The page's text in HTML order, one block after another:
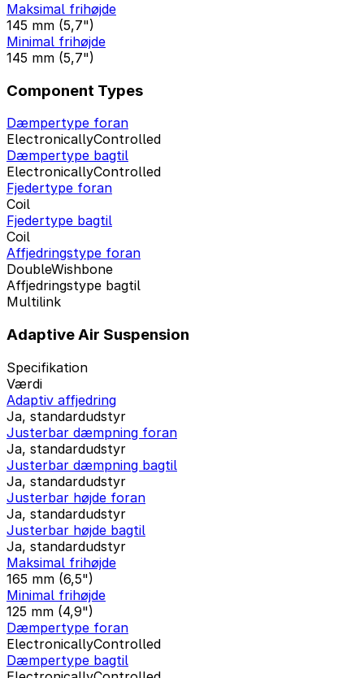
Maksimal frihøjde
145 mm (5,7")
Minimal frihøjde
145 mm (5,7")
Component Types
Dæmpertype foran
ElectronicallyControlled
Dæmpertype bagtil
ElectronicallyControlled
Fjedertype foran
Coil
Fjedertype bagtil
Coil
Affjedringstype foran
DoubleWishbone
Affjedringstype bagtil
Multilink
Adaptive Air Suspension
Specifikation
Værdi
Adaptiv affjedring
Ja, standardudstyr
Justerbar dæmpning foran
Ja, standardudstyr
Justerbar dæmpning bagtil
Ja, standardudstyr
Justerbar højde foran
Ja, standardudstyr
Justerbar højde bagtil
Ja, standardudstyr
Maksimal frihøjde
165 mm (6,5")
Minimal frihøjde
125 mm (4,9")
Dæmpertype foran
ElectronicallyControlled
Dæmpertype bagtil